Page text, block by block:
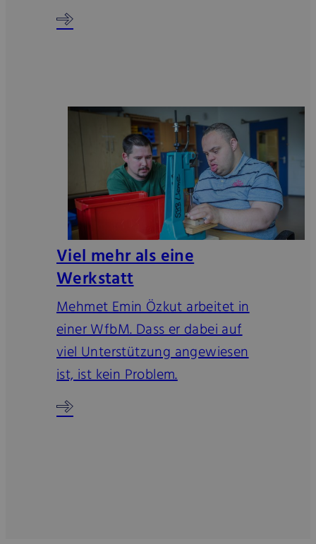
Viel mehr als eine
Werkstatt
Mehmet Emin Özkut arbeitet in
einer WfbM. Dass er dabei auf
viel Unterstützung angewiesen
ist, ist kein Problem.